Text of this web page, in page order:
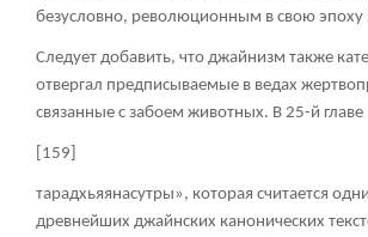
безусловно, революционным в свою эпоху
Следует добавить, что джайнизм также
отвергал предписываемые в ведах
связанные с забоем животных. В 25-й главе
[159]
тарадхьяянасутры», которая считается
древнейших джайнских канонических